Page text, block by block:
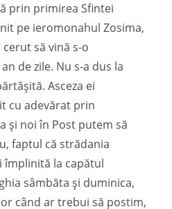
prin primirea Sfintei
pe ieromonahul Zosima,
să vină s-o
de zile. Nu s-a dus la
Asceza ei
cu adevărat prin
și noi în Post putem să
faptul că strădania
împlinită la capătul
sâmbăta și duminica,
când ar trebui să postim,